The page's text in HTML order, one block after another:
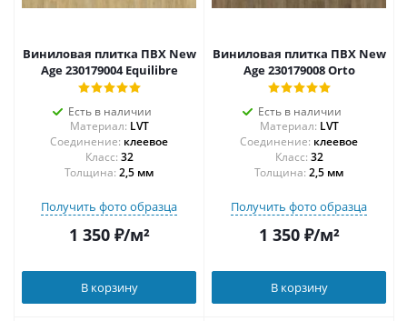
Виниловая плитка ПВХ New
Age 230179004 Equilibre
Есть в наличии
Материал: LVT
Соединение: клеевое
32
Толщина: 2,5 мм
Получить фото образца
1 350₽/м²
В корзину
Виниловая плитка ПВХ New
Age 230179008 Orto
Есть в наличии
Материал: LVT
Соединение: клеевое
32
Толщина: 2,5 мм
Получить фото образца
1 350₽/м²
В корзину